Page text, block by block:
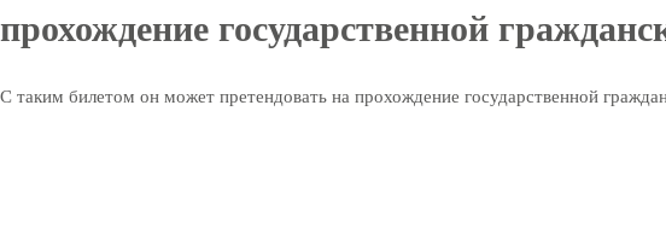
прохождение государственной
С таким билетом он может претендовать на прохождение государственной